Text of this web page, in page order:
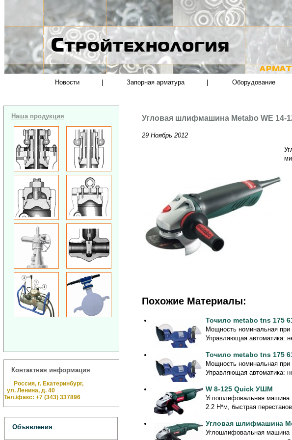
Новости Запорная арматура Оборудование
Наша продукция
Контактная информация
Россия, г. Екатеринбург,
ул. Ленина, д. 40
Тел./факс: +7 (343) 337896
Объявления
Угловая шлифмашина Metabo WE 14-
29 Ноябрь 2012
Похожие Материалы:
Точило metabo tns 175
Мощность номинальная
Управляющая автоматика:
Точило metabo tns 175
Мощность номинальная
Управляющая автоматика:
W 8-125 Quick УШМ
Углошлифовальная машина
2.2 Н*м, быстрая
Угловая шлифмашина
Углошлифовальная машина